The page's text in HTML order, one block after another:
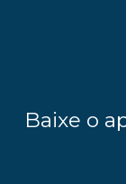
Baixe o